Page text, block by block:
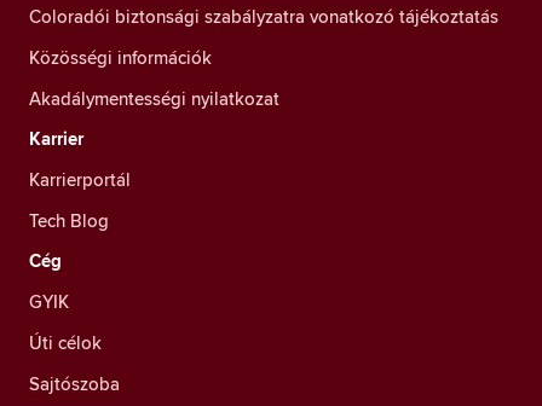
Coloradói biztonsági szabályzatra vonatkozó tájékoztatás
Közösségi információk
Akadálymentességi nyilatkozat
Karrier
Karrierportál
Tech Blog
Cég
GYIK
Úti célok
Sajtószoba